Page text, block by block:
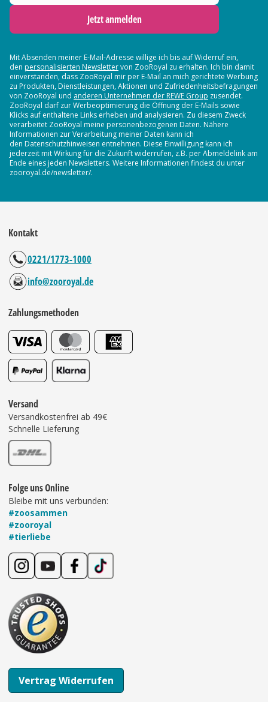
Jetzt anmelden
Mit Absenden meiner E-Mail-Adresse willige ich bis auf Widerruf ein,
den personalisierten Newslettervon ZooRoyal zu erhalten. Ich bin damit
einverstanden, dass ZooRoyal mir per E-Mail an mich gerichtete Werbung
zu Produkten, Dienstleistungen, Aktionen und Zufriedenheitsbefragungen
von ZooRoyal und anderen Unternehmen der REWE Group zusendet.
ZooRoyal darf zur Werbeoptimierung die Öffnung der E-Mails sowie
Klicks auf enthaltene Links erheben und analysieren. Zu diesem Zweck
verarbeitet ZooRoyal meine personenbezogenen Daten. Nähere
Informationen zur Verarbeitung meiner Daten kann ich
den Datenschutzhinweisen entnehmen. Diese Einwilligung kann ich
jederzeit mit Wirkung für die Zukunft widerrufen, z.B. per Abmeldelink am
Ende eines jeden Newsletters. Weitere Informationen findest du unter
zooroyal.de/newsletter/.
Kontakt
0221/1773-1000
info@zooroyal.de
Zahlungsmethoden
Versand
Versandkostenfrei ab 49€
Schnelle Lieferung
Folge uns Online
Bleibe mit uns verbunden:
#zoosammen
#zooroyal
#tierliebe
Vertrag Widerrufen